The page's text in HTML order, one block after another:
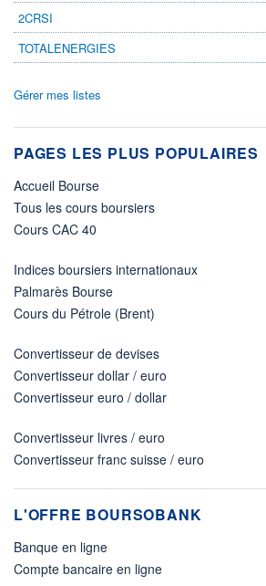
2CRSI
TOTALENERGIES
Gérer mes listes
PAGES LES PLUS POPULAIRES
Accueil Bourse
Tous les cours boursiers
Cours CAC 40
Indices boursiers internationaux
Palmarès Bourse
Cours du Pétrole (Brent)
Convertisseur de devises
Convertisseur dollar / euro
Convertisseur euro / dollar
Convertisseur livres / euro
Convertisseur franc suisse / euro
L'OFFRE BOURSOBANK
Banque en ligne
Compte bancaire en ligne